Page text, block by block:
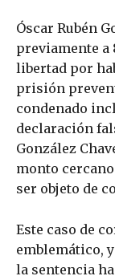
Óscar Rubén
previamente a
libertad por
prisión
condenado
declaración
González
monto
ser objeto de
Este caso de
emblemático,
la sentencia